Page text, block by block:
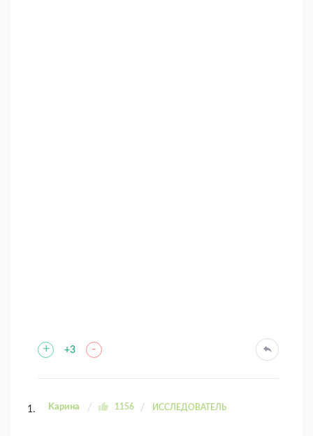
+ +3 -
Kaрина 1156 ИССЛЕДОВАТЕЛЬ